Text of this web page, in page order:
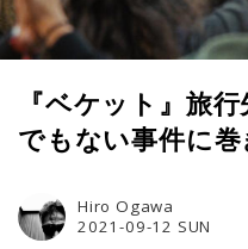
『ベケット』旅
でもない事件に
2021-09-12 SUN
Hiro Ogawa